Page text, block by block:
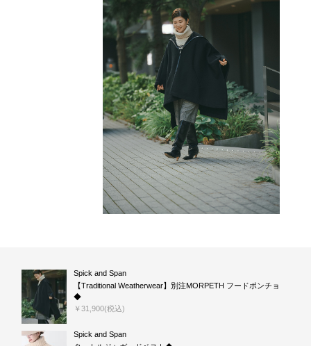
Spick and Span
【Traditional Weatherwear】別注MORPETH フードポンチョ
◆
￥31,900(税込)
Spick and Span